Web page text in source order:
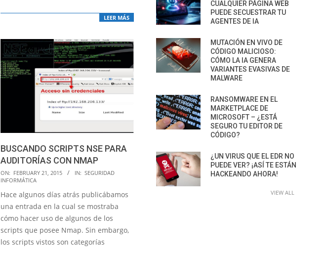
LEER MÁS
BUSCANDO SCRIPTS NSE PARA
AUDITORÍAS CON NMAP
2015-
02-
21
ON: FEBRUARY 21, 2015 IN: SEGURIDAD
INFORMÁTICA
Hace algunos días atrás publicábamos
una entrada en la cual se mostraba
cómo hacer uso de algunos de los
scripts que posee Nmap. Sin embargo,
los scripts vistos son categorías
CUALQUIER PÁGINA WEB
PUEDE SECUESTRAR TU
AGENTES DE IA
MUTACIÓN EN VIVO DE
CÓDIGO MALICIOSO:
CÓMO LA IA GENERA
VARIANTES EVASIVAS DE
MALWARE
RANSOMWARE EN EL
MARKETPLACE DE
MICROSOFT – ¿ESTÁ
SEGURO TU EDITOR DE
CÓDIGO?
¿UN VIRUS QUE EL EDR NO
PUEDE VER? ¡ASÍ TE ESTÁN
HACKEANDO AHORA!
VIEW ALL